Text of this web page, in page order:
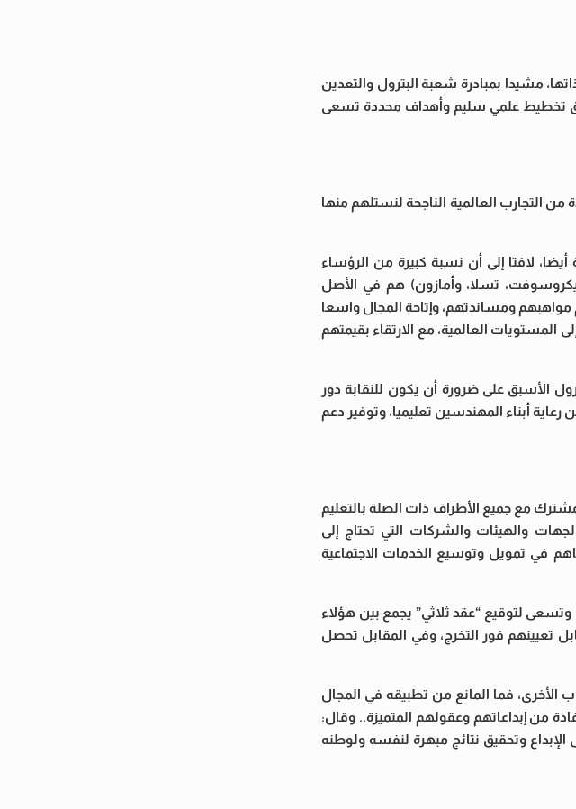
مشيدا بمبادرة شعبة البترول والتعدين
تخطيط علمي سليم وأهداف محددة تسعى
العالمية الناجحة لنستلهم منها
لافتا إلى أن نسبة كبيرة من الرؤساء
مثل: أبل، مايكروسوفت، تسلا، وأمازون) هم في الأصل
ومساندتهم، وإتاحة المجال واسعا
العالمية، مع الارتقاء بقيمتهم
الأسبق على ضرورة أن يكون للنقابة دور
أبناء المهندسين تعليميا، وتوفير دعم
مع جميع الأطراف ذات الصلة بالتعليم
والهيئات والشركات التي تحتاج إلى
في تمويل وتوسيع الخدمات الاجتماعية
وتسعى لتوقيع “عقد ثلاثي” يجمع بين هؤلاء
تعيينهم فور التخرج، وفي المقابل تحصل
الأخرى، فما المانع من تطبيقه في المجال
من إبداعاتهم وعقولهم المتميزة.. وقال:
وتحقيق نتائج مبهرة لنفسه ولوطنه